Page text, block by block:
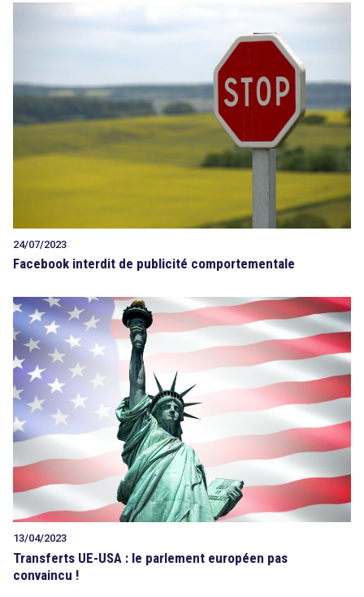
24/07/2023
Facebook interdit de publicité comportementale
13/04/2023
Transferts UE-USA : le parlement européen pas
convaincu !